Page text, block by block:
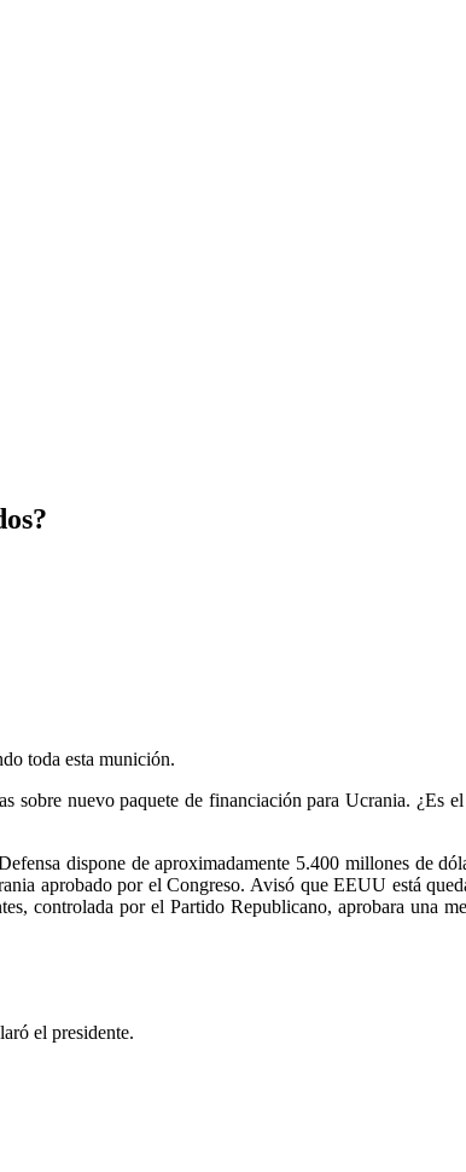
toda esta munición.
sobre nuevo paquete de financiación para Ucrania. ¿Es
dispone de aproximadamente 5.400 millones de
aprobado por el Congreso. Avisó que EEUU está
controlada por el Partido Republicano, aprobara una
el presidente.